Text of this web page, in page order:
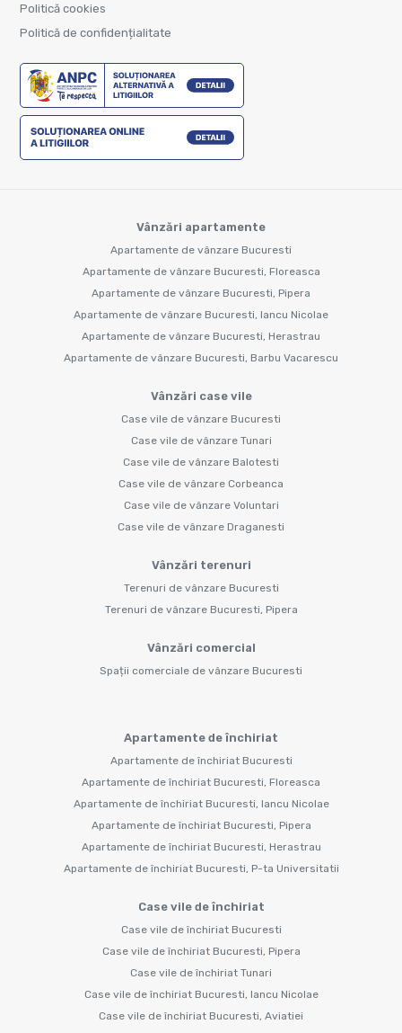
Politică cookies
Politică de confidențialitate
Vânzări apartamente
Apartamente de vânzare Bucuresti
Apartamente de vânzare Bucuresti, Floreasca
Apartamente de vânzare Bucuresti, Pipera
Apartamente de vânzare Bucuresti, Iancu Nicolae
Apartamente de vânzare Bucuresti, Herastrau
Apartamente de vânzare Bucuresti, Barbu Vacarescu
Vânzări case vile
Case vile de vânzare Bucuresti
Case vile de vânzare Tunari
Case vile de vânzare Balotesti
Case vile de vânzare Corbeanca
Case vile de vânzare Voluntari
Case vile de vânzare Draganesti
Vânzări terenuri
Terenuri de vânzare Bucuresti
Terenuri de vânzare Bucuresti, Pipera
Vânzări comercial
Spații comerciale de vânzare Bucuresti
Apartamente de închiriat
Apartamente de închiriat Bucuresti
Apartamente de închiriat Bucuresti, Floreasca
Apartamente de închiriat Bucuresti, Iancu Nicolae
Apartamente de închiriat Bucuresti, Pipera
Apartamente de închiriat Bucuresti, Herastrau
Apartamente de închiriat Bucuresti, P-ta Universitatii
Case vile de închiriat
Case vile de închiriat Bucuresti
Case vile de închiriat Bucuresti, Pipera
Case vile de închiriat Tunari
Case vile de închiriat Bucuresti, Iancu Nicolae
Case vile de închiriat Bucuresti, Aviatiei